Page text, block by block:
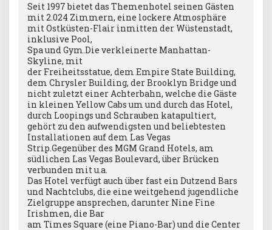
Seit 1997 bietet das Themenhotel seinen Gästen
mit 2.024 Zimmern, eine lockere Atmosphäre
mit Ostküsten-Flair inmitten der Wüstenstadt,
inklusive Pool,
Spa und Gym.Die verkleinerte Manhattan-
Skyline, mit
der Freiheitsstatue, dem Empire State Building,
dem Chrysler Building, der Brooklyn Bridge und
nicht zuletzt einer Achterbahn, welche die Gäste
in kleinen Yellow Cabs um und durch das Hotel,
durch Loopings und Schrauben katapultiert,
gehört zu den aufwendigsten und beliebtesten
Installationen auf dem Las Vegas
Strip.Gegenüber des MGM Grand Hotels, am
südlichen Las Vegas Boulevard, über Brücken
verbunden mit u.a.
Das Hotel verfügt auch über fast ein Dutzend Bars
und Nachtclubs, die eine weitgehend jugendliche
Zielgruppe ansprechen, darunter Nine Fine
Irishmen, die Bar
am Times Square (eine Piano-Bar) und die Center